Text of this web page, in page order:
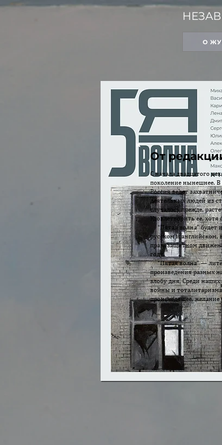
О
От
С начала двадцатого
поколение нынешнее. В
Россия ведет
деятельных людей из
случалось прежде,
Удовлетворить ее,
“Пятая волна” будет
русском и английском,
правозащитном
году.
“Пятая волна” —
произведения разных
злобу дня. Среди
войны и
происходящее,